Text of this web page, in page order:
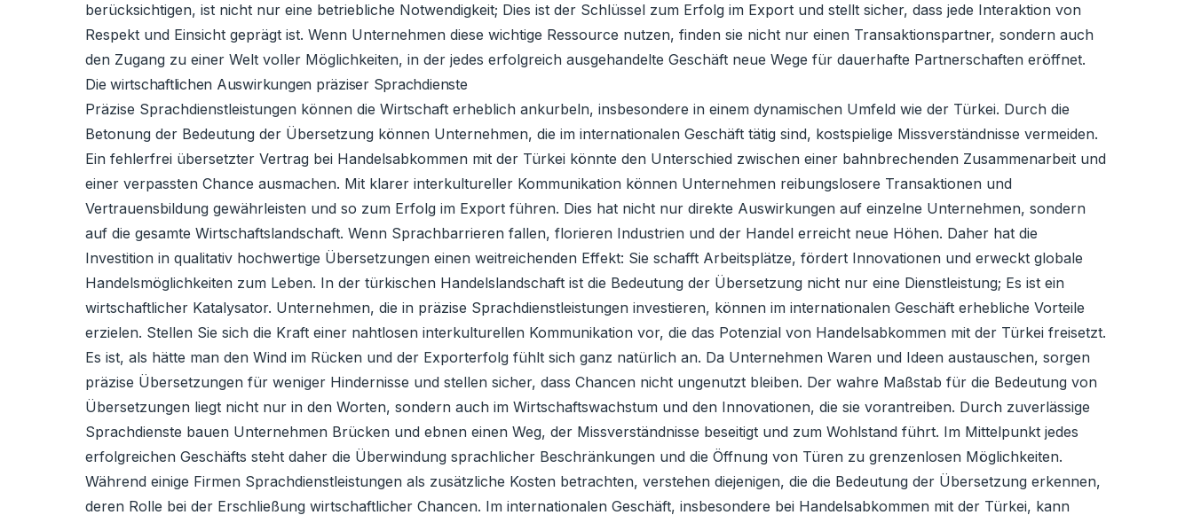
berücksichtigen, ist nicht nur eine betriebliche Notwendigkeit; Dies ist der Schlüssel zum Erfolg im Export und stellt sicher, dass jede Interaktion von
Respekt und Einsicht geprägt ist. Wenn Unternehmen diese wichtige Ressource nutzen, finden sie nicht nur einen Transaktionspartner, sondern auch
den Zugang zu einer Welt voller Möglichkeiten, in der jedes erfolgreich ausgehandelte Geschäft neue Wege für dauerhafte Partnerschaften eröffnet.
Die wirtschaftlichen Auswirkungen präziser Sprachdienste
Präzise Sprachdienstleistungen können die Wirtschaft erheblich ankurbeln, insbesondere in einem dynamischen Umfeld wie der Türkei. Durch die
Betonung der Bedeutung der Übersetzung können Unternehmen, die im internationalen Geschäft tätig sind, kostspielige Missverständnisse vermeiden.
Ein fehlerfrei übersetzter Vertrag bei Handelsabkommen mit der Türkei könnte den Unterschied zwischen einer bahnbrechenden Zusammenarbeit und
einer verpassten Chance ausmachen. Mit klarer interkultureller Kommunikation können Unternehmen reibungslosere Transaktionen und
Vertrauensbildung gewährleisten und so zum Erfolg im Export führen. Dies hat nicht nur direkte Auswirkungen auf einzelne Unternehmen, sondern
auf die gesamte Wirtschaftslandschaft. Wenn Sprachbarrieren fallen, florieren Industrien und der Handel erreicht neue Höhen. Daher hat die
Investition in qualitativ hochwertige Übersetzungen einen weitreichenden Effekt: Sie schafft Arbeitsplätze, fördert Innovationen und erweckt globale
Handelsmöglichkeiten zum Leben. In der türkischen Handelslandschaft ist die Bedeutung der Übersetzung nicht nur eine Dienstleistung; Es ist ein
wirtschaftlicher Katalysator. Unternehmen, die in präzise Sprachdienstleistungen investieren, können im internationalen Geschäft erhebliche Vorteile
erzielen. Stellen Sie sich die Kraft einer nahtlosen interkulturellen Kommunikation vor, die das Potenzial von Handelsabkommen mit der Türkei freisetzt.
Es ist, als hätte man den Wind im Rücken und der Exporterfolg fühlt sich ganz natürlich an. Da Unternehmen Waren und Ideen austauschen, sorgen
präzise Übersetzungen für weniger Hindernisse und stellen sicher, dass Chancen nicht ungenutzt bleiben. Der wahre Maßstab für die Bedeutung von
Übersetzungen liegt nicht nur in den Worten, sondern auch im Wirtschaftswachstum und den Innovationen, die sie vorantreiben. Durch zuverlässige
Sprachdienste bauen Unternehmen Brücken und ebnen einen Weg, der Missverständnisse beseitigt und zum Wohlstand führt. Im Mittelpunkt jedes
erfolgreichen Geschäfts steht daher die Überwindung sprachlicher Beschränkungen und die Öffnung von Türen zu grenzenlosen Möglichkeiten.
Während einige Firmen Sprachdienstleistungen als zusätzliche Kosten betrachten, verstehen diejenigen, die die Bedeutung der Übersetzung erkennen,
deren Rolle bei der Erschließung wirtschaftlicher Chancen. Im internationalen Geschäft, insbesondere bei Handelsabkommen mit der Türkei, kann